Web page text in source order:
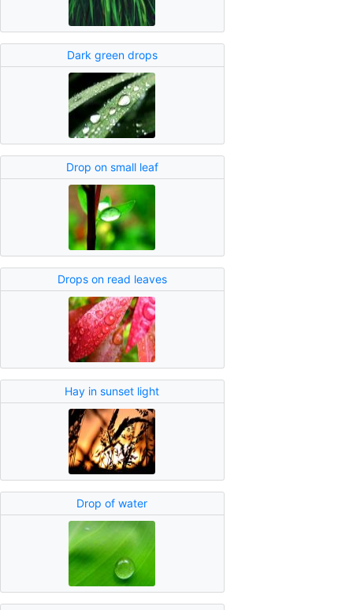
Dark green drops
Drop on small leaf
Drops on read leaves
Hay in sunset light
Drop of water